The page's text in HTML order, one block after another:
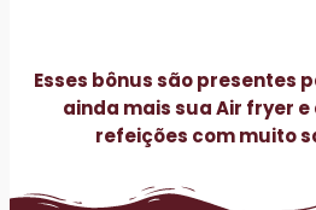
Esses bônus são presentes
ainda mais sua Air fryer
refeições com muito